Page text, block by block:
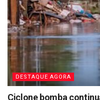
DESTAQUE AGORA
Ciclone bomba